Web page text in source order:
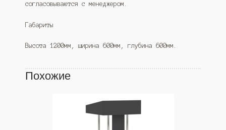
согласовываются с менеджером.
Габариты
Высота 1200мм, ширина 600мм, глубина 600мм.
Похожие